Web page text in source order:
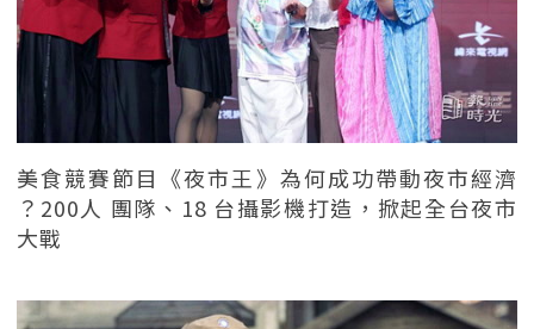
美食競賽節目《夜市王》為何成功帶動夜市經濟
？200人 團隊、18 台攝影機打造，掀起全台夜市
大戰